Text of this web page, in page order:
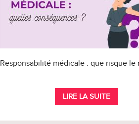
Responsabilité médicale : que risque le
LIRE LA SUITE